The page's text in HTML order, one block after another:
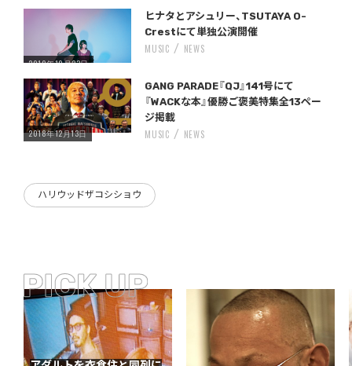
Warning : Undefined variable $post_id in
/home/storywriter/storywriter.tokyo/public_html/wp-content/themes/StoryWriter/single.phpon line242
ヒナタとアシュリー、TSUTAYA O-
Crestにて単独公演開催
2019年10月23日
MUSIC NEWS
Warning : Undefined variable $post_id in
/home/storywriter/storywriter.tokyo/public_html/wp-content/themes/StoryWriter/single.phpon line242
GANG PARADE『QJ』141号にて
『WACKな本』優勝ご褒美特集全13ペー
ジ掲載
2018年12月13日
MUSIC NEWS
ハリウッドザコシショウ